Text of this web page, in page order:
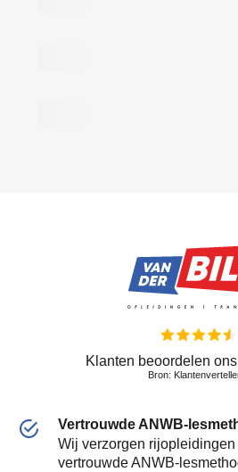
Klanten beoordelen
Bron:
Vertrouwde ANWB-
Wij verzorgen
vertrouwde ANWB-